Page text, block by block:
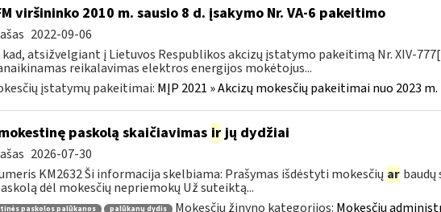
viršininko 2010 m. sausio 8 d. įsakymo Nr. VA-6 pakeitimo
2022-09-06
atsižvelgiant į Lietuvos Respublikos akcizų įstatymo pakeitimą Nr. XIV-
reikalavimas elektros energijos mokėtojus...
įstatymų pakeitimai: MĮP 2021 » Akcizų mokesčių pakeitimai nuo 2023 m.
paskolą skaičiavimas irjų dydžiai
2026-07-30
KM2632 Ši informacija skelbiama: Prašymas išdėstyti mokesčių ar
dėl mokesčių nepriemokų Už suteiktą...
paskolos palūkanos palūkanų dydis Mokesčių žinyno kategorijos: Mokesčių